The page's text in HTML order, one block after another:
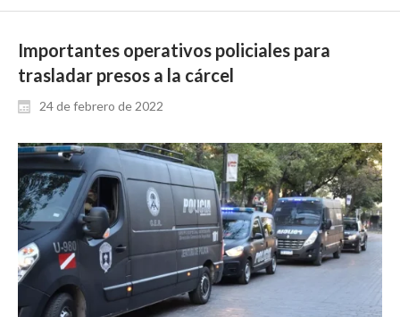
Importantes operativos policiales para
trasladar presos a la cárcel
24 de febrero de 2022